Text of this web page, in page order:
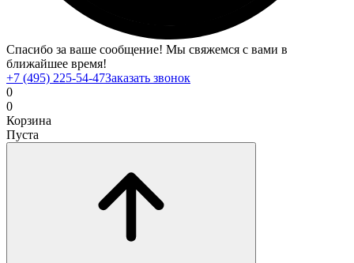
Спасибо за ваше сообщение! Мы свяжемся с вами в
ближайшее время!
+7 (495) 225-54-47Заказать звонок
0
0
Корзина
Пуста